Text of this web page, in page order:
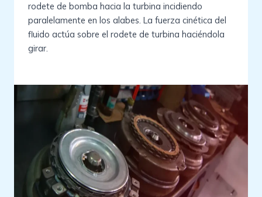
rodete de bomba hacia la turbina incidiendo
paralelamente en los alabes. La fuerza cinética del
fluido actúa sobre el rodete de turbina haciéndola
girar.